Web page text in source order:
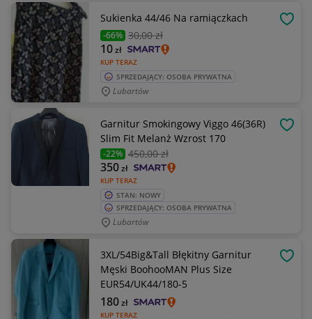
Sukienka 44/46 Na ramiączkach
-66% 30,00 zł
KUP TERAZ
10zł
SPRZEDAJĄCY: OSOBA PRYWATNA
Lubartów
Garnitur Smokingowy Viggo 46(36R)
Slim Fit Melanż Wzrost 170
-22% 450,00 zł
KUP TERAZ
350zł
STAN: NOWY
SPRZEDAJĄCY: OSOBA PRYWATNA
Lubartów
3XL/54Big&Tall Błękitny Garnitur
Męski BoohooMAN Plus Size
EUR54/UK44/180-5
KUP TERAZ
180zł